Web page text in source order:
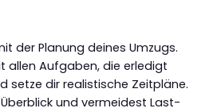
der Planung deines Umzugs.
allen Aufgaben, die erledigt
setze dir realistische Zeitpläne.
und vermeidest Last-